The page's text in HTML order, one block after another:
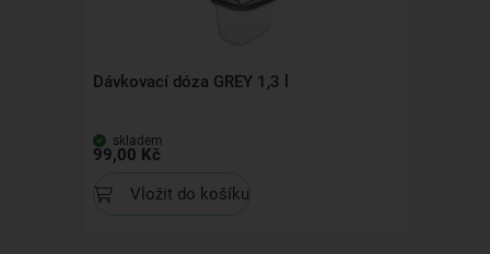
Dávkovací dóza GREY 1,3 l
skladem
99,00 Kč
Vložit do košíku